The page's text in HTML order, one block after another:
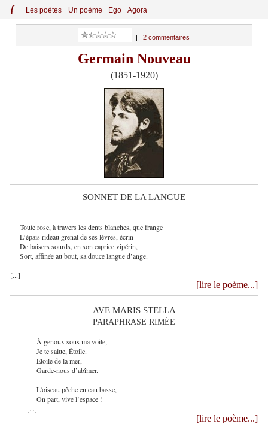
{ Les poètes Un poème Ego Agora
2 commentaires
Germain Nouveau
(1851-1920)
SONNET DE LA LANGUE
Toute rose, à travers les dents blanches, que frange
L’épais rideau grenat de ses lèvres, écrin
De baisers sourds, en son caprice vipérin,
Sort, affinée au bout, sa douce langue d’ange.
[...]
[lire le poème...]
AVE MARIS STELLA
PARAPHRASE RIMÉE
À genoux sous ma voile,
Je te salue, Étoile.
Étoile de la mer,
Garde-nous d’abîmer.
L’oiseau pêche en eau basse,
On part, vive l’espace !
[...]
[lire le poème...]